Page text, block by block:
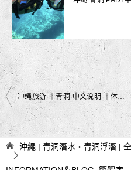
文
导
航
冲绳旅游 ｜青洞 中文说明 ｜体验潜水｜黑潮潜水
沖繩 | 青洞潛水・青洞浮潛 |